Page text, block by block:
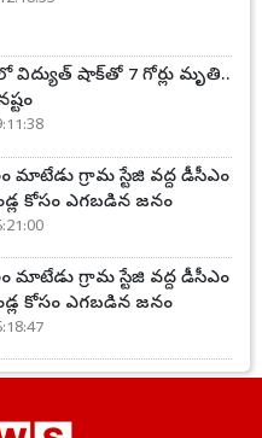
షాక్‌తో 7 గోర్లు మృతి..
మాటేడు గ్రామ స్టేజి వద్ద డీసీఎం
కోసం ఎగబడిన జనం
మాటేడు గ్రామ స్టేజి వద్ద డీసీఎం
కోసం ఎగబడిన జనం